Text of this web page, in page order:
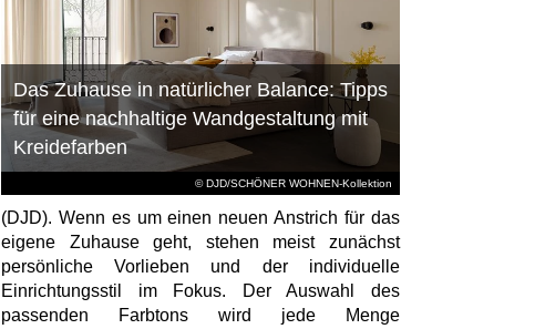
© DJD/SCHÖNER WOHNEN-Kollektion
Das Zuhause in natürlicher Balance: Tipps
für eine nachhaltige Wandgestaltung mit
Kreidefarben
(DJD). Wenn es um einen neuen Anstrich für das
eigene Zuhause geht, stehen meist zunächst
persönliche Vorlieben und der individuelle
Einrichtungsstil im Fokus. Der Auswahl des
passenden Farbtons wird jede Menge